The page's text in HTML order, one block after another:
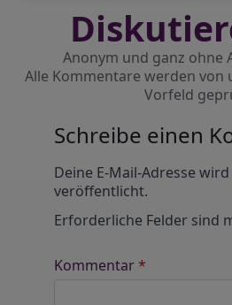
Anonym und ganz ohne
Alle Kommentare werden von
Vorfeld
Schreibe einen
Deine E-Mail-Adresse
veröffentlicht.
Erforderliche Felder sind
Kommentar*